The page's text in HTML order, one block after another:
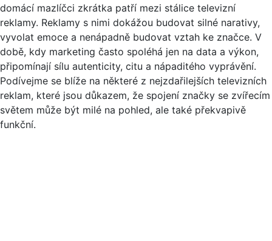
domácí mazlíčci zkrátka patří mezi stálice televizní
reklamy. Reklamy s nimi dokážou budovat silné narativy,
vyvolat emoce a nenápadně budovat vztah ke značce. V
době, kdy marketing často spoléhá jen na data a výkon,
připomínají sílu autenticity, citu a nápaditého vyprávění.
Podívejme se blíže na některé z nejzdařilejších televizních
reklam, které jsou důkazem, že spojení značky se zvířecím
světem může být milé na pohled, ale také překvapivě
funkční.